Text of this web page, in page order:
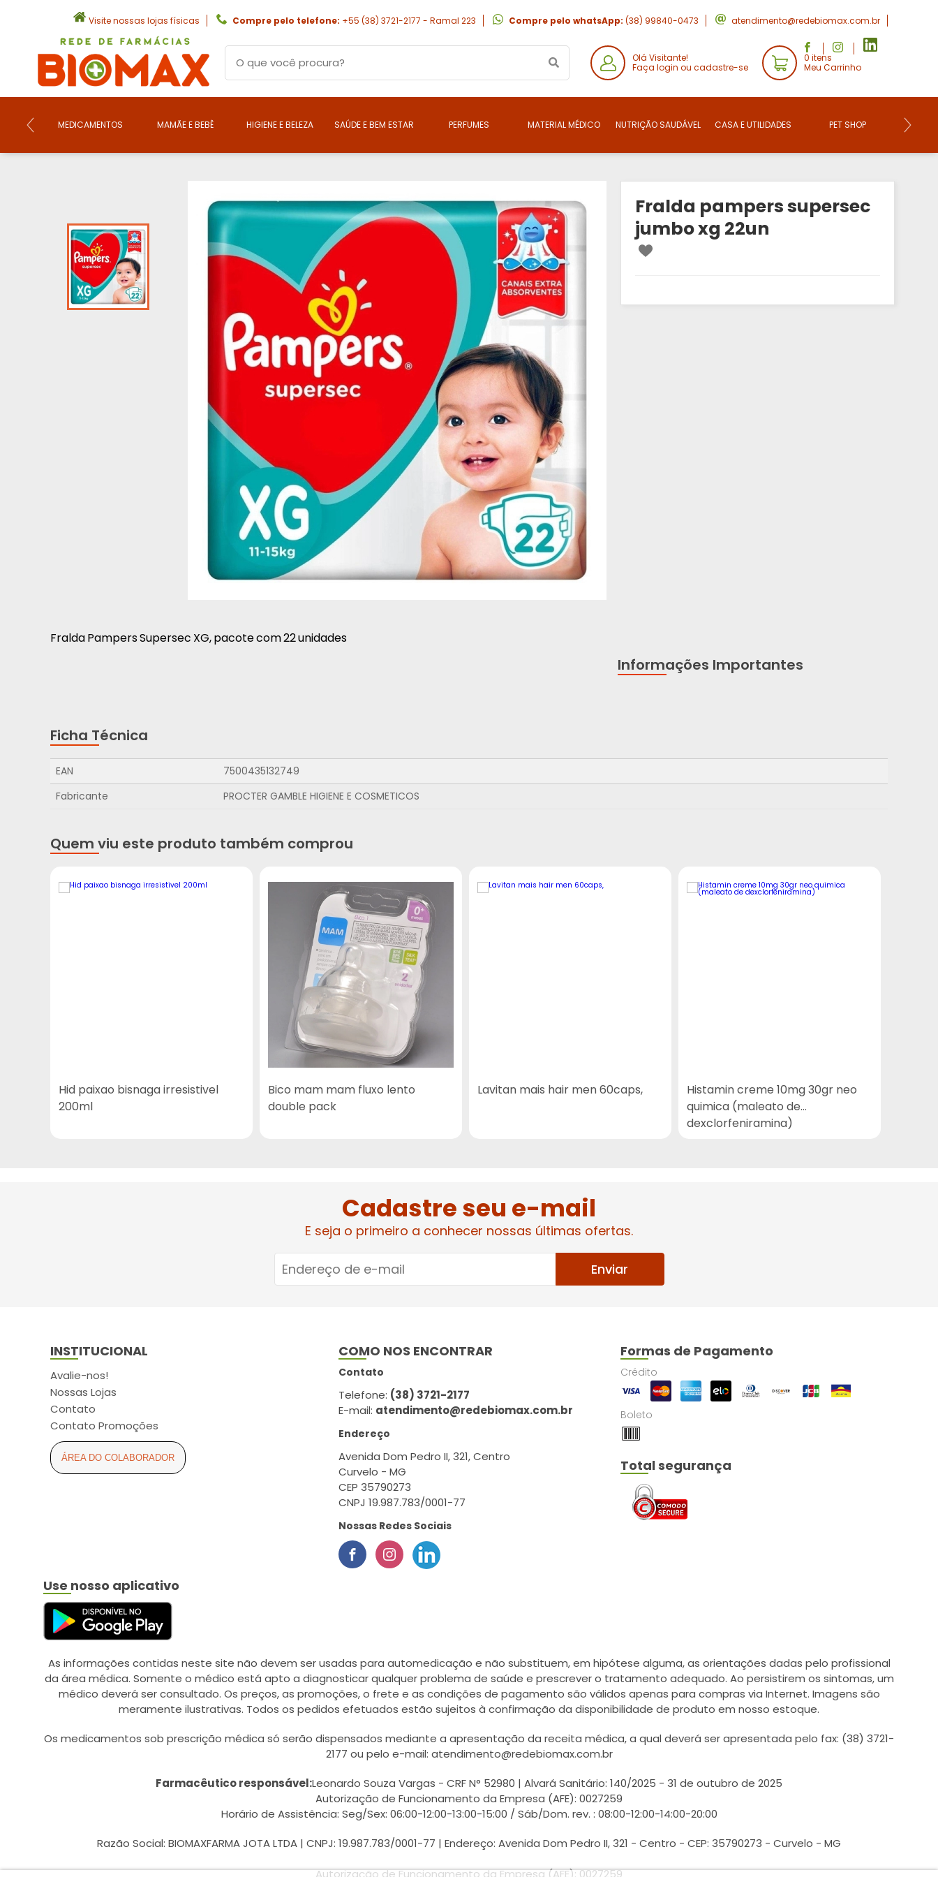
Visite nossas lojas físicas Compre pelo telefone: +55 (38) 3721-2177 - Ramal 223 Compre pelo whatsApp: (38) 99840-0473 atendimento@redebiomax.com.br
Olá Visitante!
Faça login ou cadastre-se
0 itens
Meu Carrinho
MEDICAMENTOS MAMÃE E BEBÊ HIGIENE E BELEZA SAÚDE E BEM ESTAR PERFUMES MATERIAL MÉDICO NUTRIÇÃO SAUDÁVEL CASA E UTILIDADES PET SHOP
Fralda pampers supersec
jumbo xg 22un
Fralda Pampers Supersec XG, pacote com 22 unidades
Informações Importantes
Ficha Técnica
EAN
7500435132749
Fabricante
PROCTER GAMBLE HIGIENE E COSMETICOS
Quem viu este produto também comprou
Hid paixao bisnaga irresistivel
200ml
Bico mam mam fluxo lento
double pack
Lavitan mais hair men 60caps,
Histamin creme 10mg 30gr neo
quimica (maleato de
dexclorfeniramina)
Cadastre seu e-mail
E seja o primeiro a conhecer nossas últimas ofertas.
Enviar
INSTITUCIONAL
Avalie-nos!
Nossas Lojas
Contato
Contato Promoções
ÁREA DO COLABORADOR
COMO NOS ENCONTRAR
Contato
Telefone: (38) 3721-2177
E-mail: atendimento@redebiomax.com.br
Endereço
Avenida Dom Pedro II, 321, Centro
Curvelo - MG
CEP 35790273
CNPJ 19.987.783/0001-77
Nossas Redes Sociais
Formas de Pagamento
Crédito
Boleto
Total segurança
Use nosso aplicativo
As informações contidas neste site não devem ser usadas para automedicação e não substituem, em hipótese alguma, as orientações dadas pelo profissional
da área médica. Somente o médico está apto a diagnosticar qualquer problema de saúde e prescrever o tratamento adequado. Ao persistirem os sintomas, um
médico deverá ser consultado. Os preços, as promoções, o frete e as condições de pagamento são válidos apenas para compras via Internet. Imagens são
meramente ilustrativas. Todos os pedidos efetuados estão sujeitos à confirmação da disponibilidade de produto em nosso estoque.
Os medicamentos sob prescrição médica só serão dispensados mediante a apresentação da receita médica, a qual deverá ser apresentada pelo fax: (38) 3721-
2177 ou pelo e-mail: atendimento@redebiomax.com.br
Farmacêutico responsável:Leonardo Souza Vargas - CRF N° 52980 | Alvará Sanitário: 140/2025 - 31 de outubro de 2025
Autorização de Funcionamento da Empresa (AFE): 0027259
Horário de Assistência: Seg/Sex: 06:00-12:00-13:00-15:00 / Sáb/Dom. rev. : 08:00-12:00-14:00-20:00
Razão Social: BIOMAXFARMA JOTA LTDA | CNPJ: 19.987.783/0001-77 | Endereço: Avenida Dom Pedro II, 321 - Centro - CEP: 35790273 - Curvelo - MG
Autorização de Funcionamento da Empresa (AFE): 0027259